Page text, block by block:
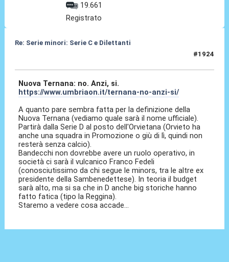
19.661
Registrato
Re: Serie minori: Serie C e Dilettanti
#1924
Nuova Ternana: no. Anzi, si.
https://www.umbriaon.it/ternana-no-anzi-si/
A quanto pare sembra fatta per la definizione della
Nuova Ternana (vediamo quale sarà il nome ufficiale).
Partirà dalla Serie D al posto dell'Orvietana (Orvieto ha
anche una squadra in Promozione o giù di lì, quindi non
resterà senza calcio).
Bandecchi non dovrebbe avere un ruolo operativo, in
società ci sarà il vulcanico Franco Fedeli
(conosciutissimo da chi segue le minors, tra le altre ex
presidente della Sambenedettese). In teoria il budget
sarà alto, ma si sa che in D anche big storiche hanno
fatto fatica (tipo la Reggina).
Staremo a vedere cosa accade...